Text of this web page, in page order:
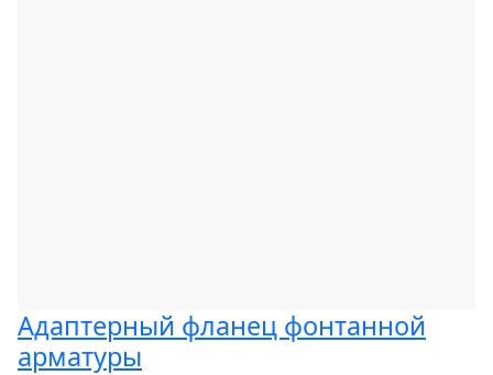
Адаптерный фланец фонтанной
арматуры